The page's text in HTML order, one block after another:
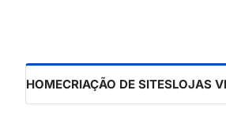
HOMECRIAÇÃO DE SITESLOJAS